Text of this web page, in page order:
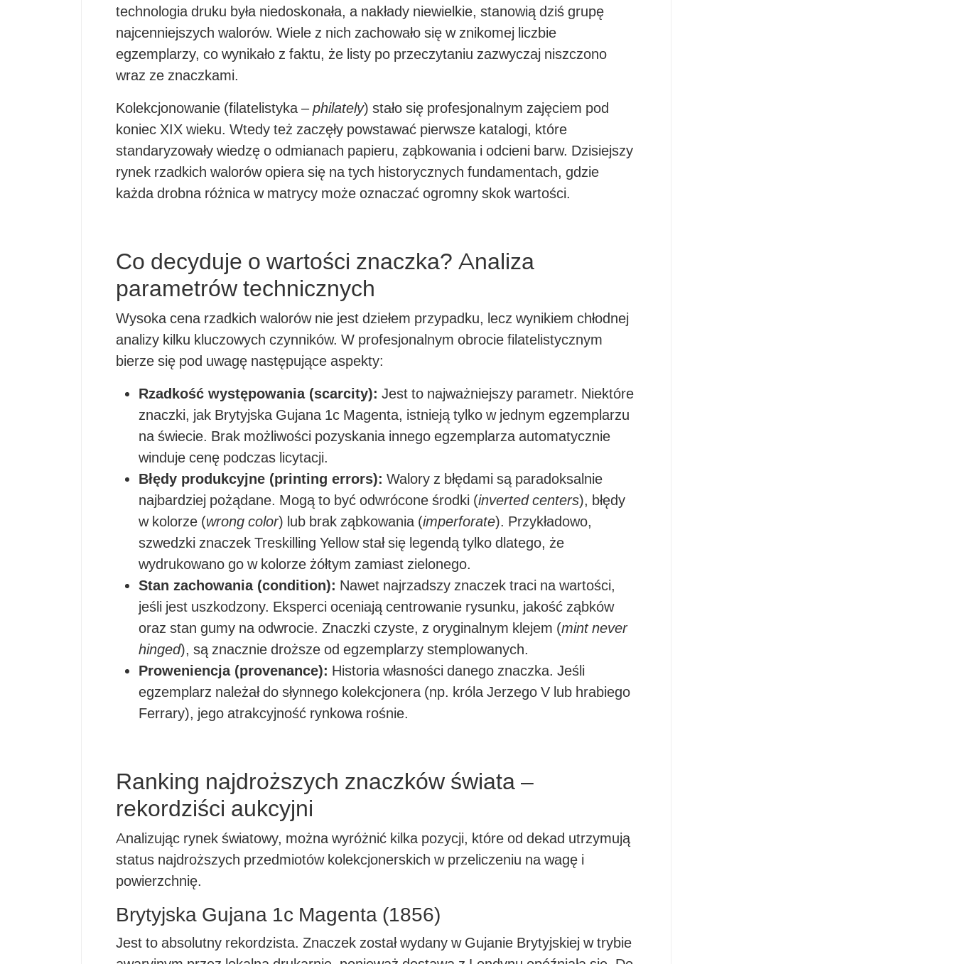
technologia druku była niedoskonała, a nakłady niewielkie, stanowią dziś grupę
najcenniejszych walorów. Wiele z nich zachowało się w znikomej liczbie
egzemplarzy, co wynikało z faktu, że listy po przeczytaniu zazwyczaj niszczono
wraz ze znaczkami.
Kolekcjonowanie (filatelistyka – philately) stało się profesjonalnym zajęciem pod
koniec XIX wieku. Wtedy też zaczęły powstawać pierwsze katalogi, które
standaryzowały wiedzę o odmianach papieru, ząbkowania i odcieni barw. Dzisiejszy
rynek rzadkich walorów opiera się na tych historycznych fundamentach, gdzie
każda drobna różnica w matrycy może oznaczać ogromny skok wartości.
Co decyduje o wartości znaczka? Analiza
parametrów technicznych
Wysoka cena rzadkich walorów nie jest dziełem przypadku, lecz wynikiem chłodnej
analizy kilku kluczowych czynników. W profesjonalnym obrocie filatelistycznym
bierze się pod uwagę następujące aspekty:
Rzadkość występowania (scarcity): Jest to najważniejszy parametr. Niektóre
znaczki, jak Brytyjska Gujana 1c Magenta, istnieją tylko w jednym egzemplarzu
na świecie. Brak możliwości pozyskania innego egzemplarza automatycznie
winduje cenę podczas licytacji.
Błędy produkcyjne (printing errors): Walory z błędami są paradoksalnie
najbardziej pożądane. Mogą to być odwrócone środki (inverted centers), błędy
w kolorze (wrong color) lub brak ząbkowania (imperforate). Przykładowo,
szwedzki znaczek Treskilling Yellow stał się legendą tylko dlatego, że
wydrukowano go w kolorze żółtym zamiast zielonego.
Stan zachowania (condition): Nawet najrzadszy znaczek traci na wartości,
jeśli jest uszkodzony. Eksperci oceniają centrowanie rysunku, jakość ząbków
oraz stan gumy na odwrocie. Znaczki czyste, z oryginalnym klejem (mint never
hinged), są znacznie droższe od egzemplarzy stemplowanych.
Proweniencja (provenance): Historia własności danego znaczka. Jeśli
egzemplarz należał do słynnego kolekcjonera (np. króla Jerzego V lub hrabiego
Ferrary), jego atrakcyjność rynkowa rośnie.
Ranking najdroższych znaczków świata –
rekordziści aukcyjni
Analizując rynek światowy, można wyróżnić kilka pozycji, które od dekad utrzymują
status najdroższych przedmiotów kolekcjonerskich w przeliczeniu na wagę i
powierzchnię.
Brytyjska Gujana 1c Magenta (1856)
Jest to absolutny rekordzista. Znaczek został wydany w Gujanie Brytyjskiej w trybie